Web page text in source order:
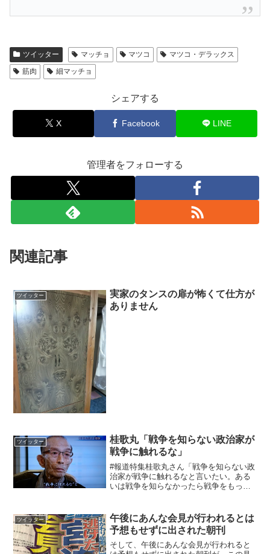
ツイッター マッチョ マツコ
マツコ・デラックス
筋肉
細マッチョ
シェアする
X Facebook LINE
管理者をフォローする
関連記事
ツイッター
実家のタンスの扉が怖くて仕方が
ありません
ツイッター
桂歌丸「戦争を知らない政治家が
戦争に触れるな」
#報道特集桂歌丸さん「戦争を知らない政
治家が戦争に触れるなと言いたい。ある
いは戦争を知らなかったら戦争をもっと
い。上辺だけで喋ってるからおかしくな
る。いいものと思ってる...
ツイッター
午後にあんな会見が行われるとは
予想もせずに出された朝刊
そして、午後にあんな会見が行われると